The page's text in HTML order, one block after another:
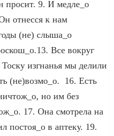
просит. 9. И медле_о
отнесся к нам
(не) слыша_о
Все вокруг
изгнанья мы делили
(не)возмо_о. 16. Есть
но им без
17. Она смотрела на
постоя_о в аптеку. 19.